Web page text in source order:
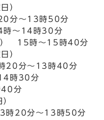
）
分～13時50分
時～14時30分
） 15時～15時40分
）
20分～13時40分
時30分
分
時20分～13時50分